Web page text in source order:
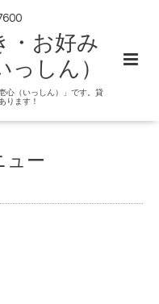
・お好み
っしん）
心（いっしん）」です。貸
ります！
ュー